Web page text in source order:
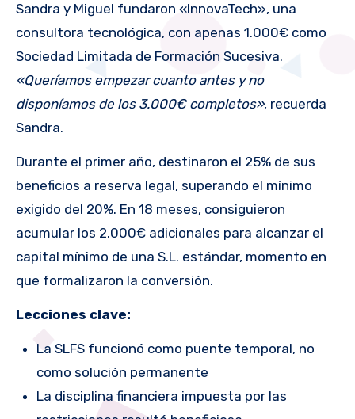
Sandra y Miguel fundaron «InnovaTech», una
consultora tecnológica, con apenas 1.000€ como
Sociedad Limitada de Formación Sucesiva.
«Queríamos empezar cuanto antes y no
disponíamos de los 3.000€ completos», recuerda
Sandra.
Durante el primer año, destinaron el 25% de sus
beneficios a reserva legal, superando el mínimo
exigido del 20%. En 18 meses, consiguieron
acumular los 2.000€ adicionales para alcanzar el
capital mínimo de una S.L. estándar, momento en
que formalizaron la conversión.
Lecciones clave:
La SLFS funcionó como puente temporal, no
como solución permanente
La disciplina financiera impuesta por las